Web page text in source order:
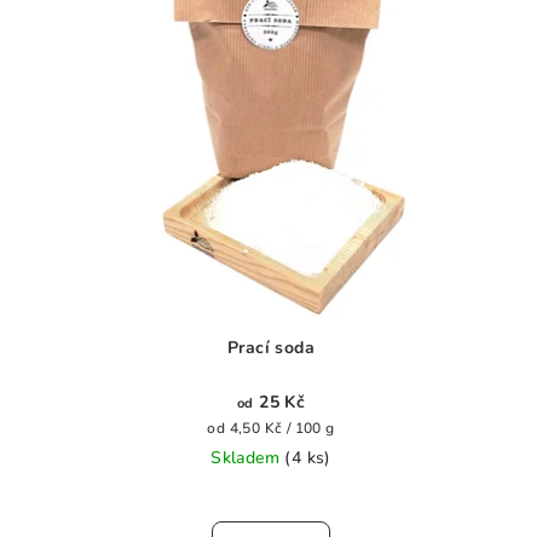
Prací soda
od 25 Kč
Měrná
cena:
od 4,50 Kč / 100 g
Skladem (4 ks)